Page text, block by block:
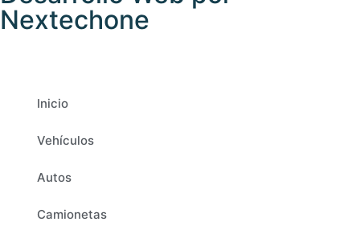
Nextechone
Inicio
Vehículos
Autos
Camionetas